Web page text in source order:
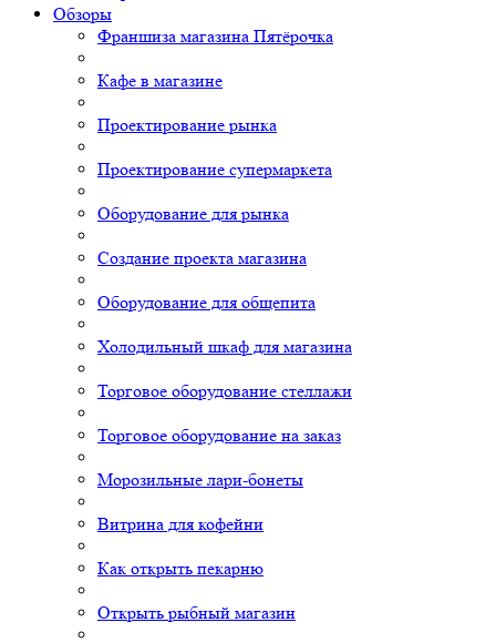
Обзоры
Франшиза магазина Пятёрочка
Кафе в магазине
Проектирование рынка
Проектирование супермаркета
Оборудование для рынка
Создание проекта магазина
Оборудование для общепита
Холодильный шкаф для магазина
Торговое оборудование стеллажи
Торговое оборудование на заказ
Морозильные лари-бонеты
Витрина для кофейни
Как открыть пекарню
Открыть рыбный магазин